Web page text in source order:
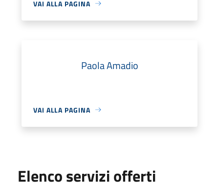
VAI ALLA PAGINA
Paola Amadio
VAI ALLA PAGINA
Elenco servizi offerti